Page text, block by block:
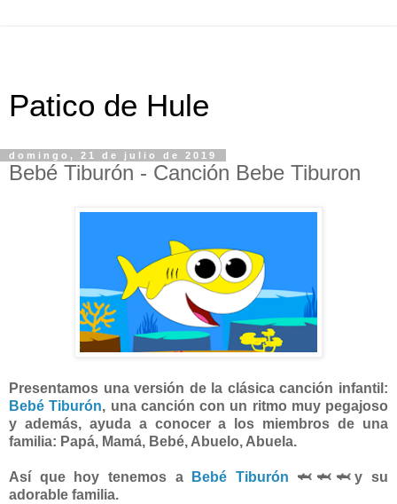
Patico de Hule
domingo, 21 de julio de 2019
Bebé Tiburón - Canción Bebe Tiburon
Presentamos una versión de la clásica canción infantil:
Bebé Tiburón, una canción con un ritmo muy pegajoso
y además, ayuda a conocer a los miembros de una
familia: Papá, Mamá, Bebé, Abuelo, Abuela.
Así que hoy tenemos a Bebé Tiburón 🦈🦈🦈y su
adorable familia.